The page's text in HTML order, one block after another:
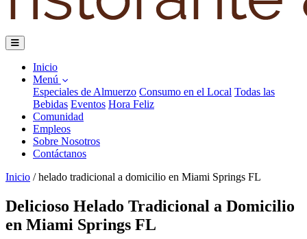
Inicio
Menú
Especiales de Almuerzo Consumo en el Local Todas las
Bebidas Eventos Hora Feliz
Comunidad
Empleos
Sobre Nosotros
Contáctanos
Inicio / helado tradicional a domicilio en Miami Springs FL
Delicioso Helado Tradicional a Domicilio
en Miami Springs FL